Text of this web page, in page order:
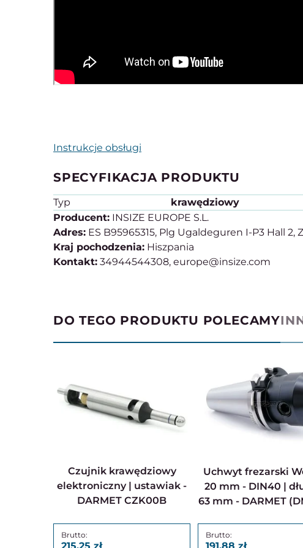
Instrukcje obsługi
SPECYFIKACJA PRODUKTU
Typ
krawędziowy
Producent: INSIZE EUROPE S.L.
Adres: ES B95965315, Plg Ugaldeguren I-P3 Hall 2,
Kraj pochodzenia: Hiszpania
Kontakt: 34944544308, europe@insize.com
DO TEGO PRODUKTU POLECAMY
Czujnik krawędziowy
elektroniczny | ustawiak -
DARMET CZK00B
Uchwyt frezarski Weldon
20 mm - DIN40 |
63 mm - DARMET